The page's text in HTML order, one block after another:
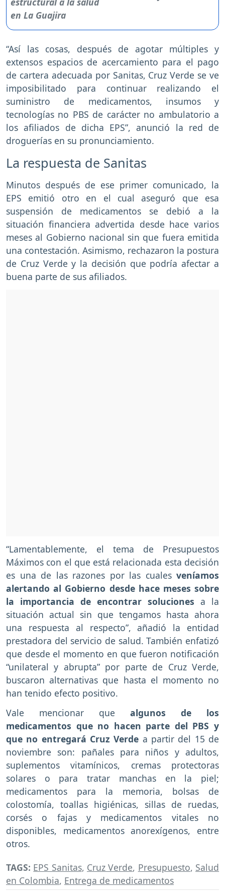
“Así las cosas, después de agotar múltiples y
extensos espacios de acercamiento para el pago
de cartera adecuada por Sanitas, Cruz Verde se ve
imposibilitado para continuar realizando el
suministro de medicamentos, insumos y
tecnologías no PBS de carácter no ambulatorio a
los afiliados de dicha EPS”, anunció la red de
droguerías en su pronunciamiento.
La respuesta de Sanitas
Minutos después de ese primer comunicado, la
EPS emitió otro en el cual aseguró que esa
suspensión de medicamentos se debió a la
situación financiera advertida desde hace varios
meses al Gobierno nacional sin que fuera emitida
una contestación. Asimismo, rechazaron la postura
de Cruz Verde y la decisión que podría afectar a
buena parte de sus afiliados.
“Lamentablemente, el tema de Presupuestos
Máximos con el que está relacionada esta decisión
es una de las razones por las cualesveníamos
alertando al Gobierno desde hace meses sobre
la importancia de encontrar soluciones a la
situación actual sin que tengamos hasta ahora
una respuesta al respecto”, añadió la entidad
prestadora del servicio de salud. También enfatizó
que desde el momento en que fueron notificación
“unilateral y abrupta” por parte de Cruz Verde,
buscaron alternativas que hasta el momento no
han tenido efecto positivo.
Vale mencionar que algunos de los
medicamentos que no hacen parte del PBS y
que no entregará Cruz Verde a partir del 15 de
noviembre son: pañales para niños y adultos,
suplementos vitamínicos, cremas protectoras
solares o para tratar manchas en la piel;
medicamentos para la memoria, bolsas de
colostomía, toallas higiénicas, sillas de ruedas,
corsés o fajas y medicamentos vitales no
disponibles, medicamentos anorexígenos, entre
otros.
TAGS: EPS Sanitas, Cruz Verde, Presupuesto, Salud
en Colombia, Entrega de medicamentos